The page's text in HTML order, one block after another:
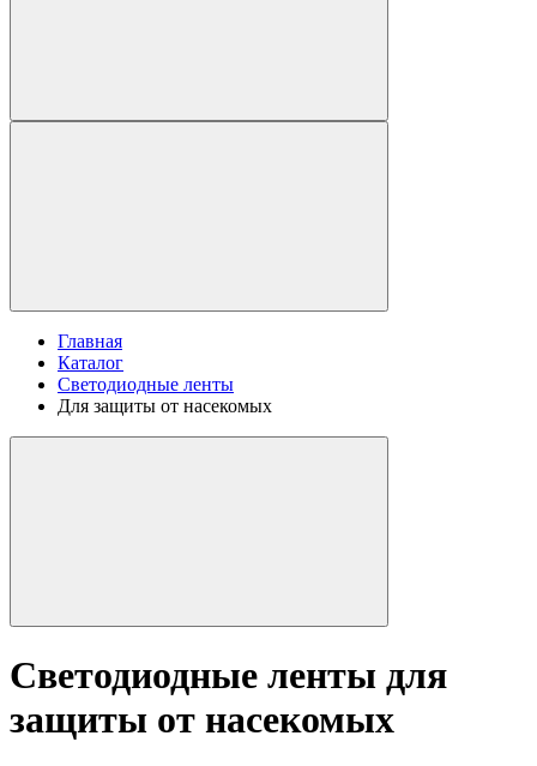
Главная
Каталог
Светодиодные ленты
Для защиты от насекомых
Светодиодные ленты для
защиты от насекомых